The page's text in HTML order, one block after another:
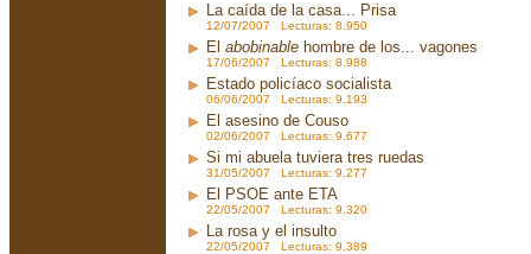
La caída de la casa... Prisa
12/07/2007 Lecturas: 8.950
El abobinable hombre de los... vagones
17/06/2007 Lecturas: 8.988
Estado policíaco socialista
06/06/2007 Lecturas: 9.193
El asesino de Couso
02/06/2007 Lecturas: 9.677
Si mi abuela tuviera tres ruedas
31/05/2007 Lecturas: 9.277
El PSOE ante ETA
22/05/2007 Lecturas: 9.320
La rosa y el insulto
22/05/2007 Lecturas: 9.389